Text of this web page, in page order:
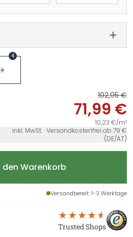
4
102,95 €
71,99 €
10,23 €/m²
inkl. MwSt. · Versandkostenfrei ab 79 €
(DE/AT)
den Warenkorb
Versandbereit: 1-3 Werktage
Trusted Shops